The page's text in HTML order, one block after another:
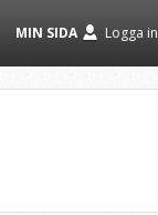
Logga in
MIN SIDA